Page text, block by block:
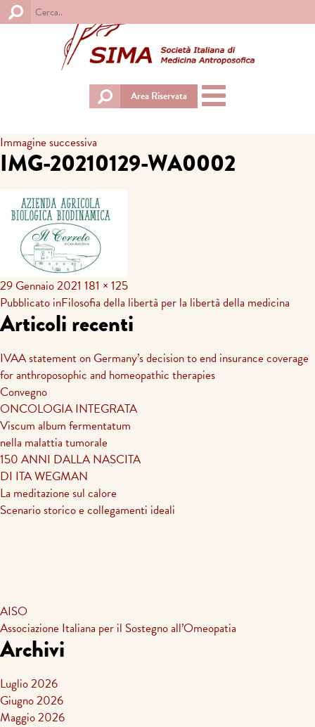
Area Riservata
Toggle
navigation
Immagine successiva
IMG-20210129-WA0002
29 Gennaio 2021 181 × 125
Navigazione
articoli
Pubblicato inFilosofia della libertà per la libertà della medicina
Articoli recenti
IVAA statement on Germany’s decision to end insurance coverage
for anthroposophic and homeopathic therapies
Convegno
ONCOLOGIA INTEGRATA
Viscum album fermentatum
nella malattia tumorale
150 ANNI DALLA NASCITA
DI ITA WEGMAN
La meditazione sul calore
Scenario storico e collegamenti ideali
AISO
Associazione Italiana per il Sostegno all’Omeopatia
Archivi
Luglio 2026
Giugno 2026
Maggio 2026